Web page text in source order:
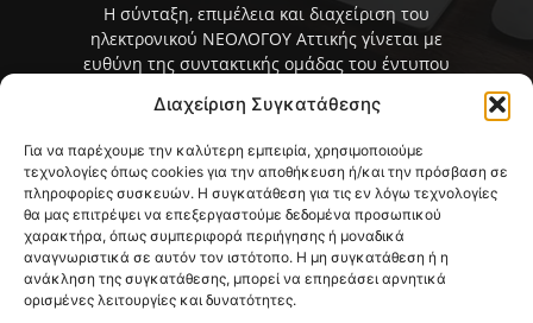
Διαχείριση Συγκατάθεσης
Για να παρέχουμε την καλύτερη εμπειρία, χρησιμοποιούμε
τεχνολογίες όπως cookies για την αποθήκευση ή/και την πρόσβαση σε
πληροφορίες συσκευών. Η συγκατάθεση για τις εν λόγω τεχνολογίες
θα μας επιτρέψει να επεξεργαστούμε δεδομένα προσωπικού
χαρακτήρα, όπως συμπεριφορά περιήγησης ή μοναδικά
αναγνωριστικά σε αυτόν τον ιστότοπο. Η μη συγκατάθεση ή η
ανάκληση της συγκατάθεσης, μπορεί να επηρεάσει αρνητικά
ορισμένες λειτουργίες και δυνατότητες.
Η σύνταξη, επιμέλεια και διαχείριση του
ηλεκτρονικού ΝΕΟΛΟΓΟΥ Αττικής γίνεται με
ευθύνη της συντακτικής ομάδας του έντυπου
και κυκλοφορεί στην ανατολική Αττική με έδρα
Επικοινωνία:info@neologosattikis.gr